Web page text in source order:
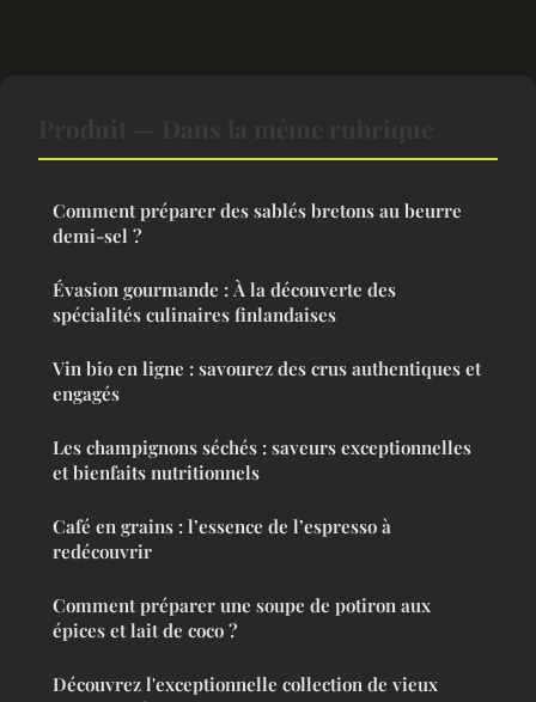
Comment préparer des sablés bretons au beurre
demi-sel ?
Évasion gourmande : À la découverte des
spécialités culinaires finlandaises
Vin bio en ligne : savourez des crus authentiques et
engagés
Les champignons séchés : saveurs exceptionnelles
et bienfaits nutritionnels
Café en grains : l’essence de l’espresso à
redécouvrir
Comment préparer une soupe de potiron aux
épices et lait de coco ?
Découvrez l'exceptionnelle collection de vieux